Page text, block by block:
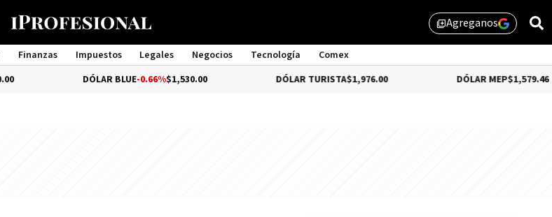
library_addAgreganos
Finanzas Impuestos Legales Negocios Tecnología
Comex
Management
DÓLAR BLUE-0.66%$1,530.00 DÓLAR TURISTA$1,976.00 DÓLAR MEP$1,579.46